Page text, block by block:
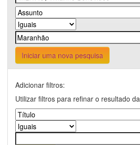
Iniciar uma nova pesquisa
Adicionar filtros:
Utilizar filtros para refinar o resultado